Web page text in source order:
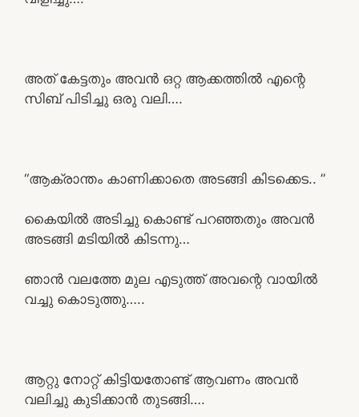
അത് കേട്ടതും അവൻ ഒറ്റ ആക്കത്തിൽ എന്റെ
സിബ് പിടിച്ചു ഒരു വലി….
“ആക്രാന്തം കാണിക്കാതെ അടങ്ങി കിടക്കെട.. ”
കൈയിൽ അടിച്ചു കൊണ്ട് പറഞ്ഞതും അവൻ
അടങ്ങി മടിയിൽ കിടന്നു…
ഞാൻ വലത്തേ മുല എടുത്ത് അവന്റെ വായിൽ
വച്ചു കൊടുത്തു…..
ആറ്റു നോറ്റ് കിട്ടിയതോണ്ട് ആവണം അവൻ
വലിച്ചു കുടിക്കാൻ തുടങ്ങി….